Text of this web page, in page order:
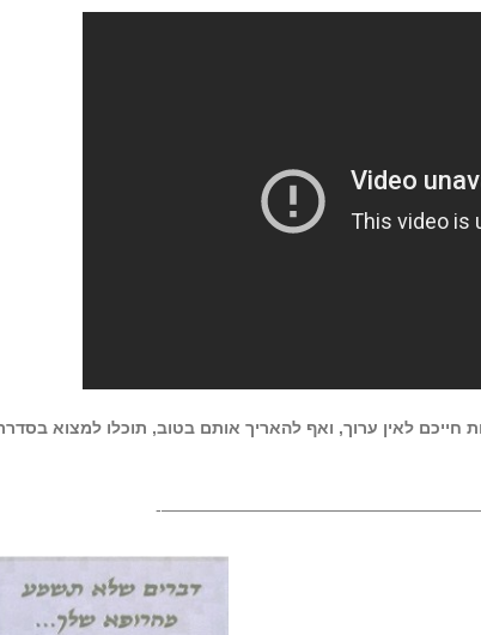
חייכם לאין ערוך, ואף להאריך אותם בטוב, תוכלו למצוא